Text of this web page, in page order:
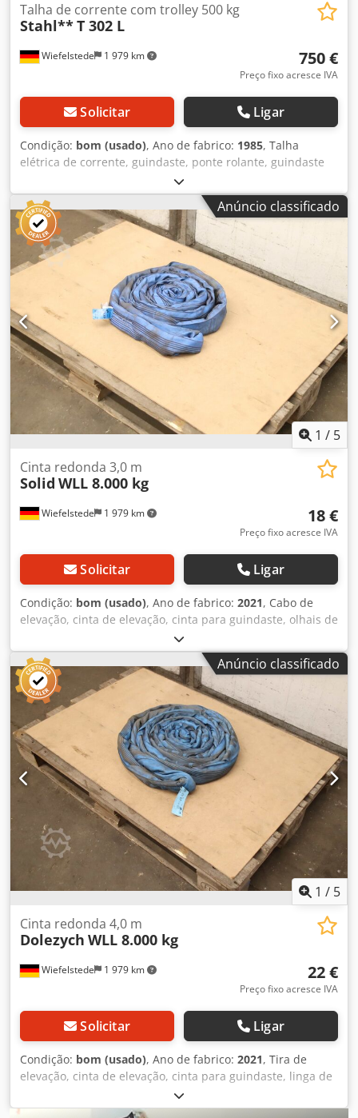
Wiefelstede 1 979 km
Talha de corrente com trolley 500 kg
Stahl**T 302 L
750 €
Preço fixo acresce IVA
Solicitar Ligar
Condição: bom (usado), Ano de fabrico: 1985, Talha
elétrica de corrente, guindaste, ponte rolante, guindaste
de montagem, carro manual, carro de rolamento, carrinho
de guindaste, mecanismo de translação de talha,
mecanismo de translação de ponte, carro de ponte
rolante, talha de translação -Fabricante: Stahl, talha
elétrica de corrente com carro de translação -Talha de
corrente: Tipo T 302 L, capacidade de carga 500 kg -
Elevação principal: 4 m/min -Elevação fina: 1 m/min -Curso
do gancho: 5 m -Carro de ponte rolante: largura do perfil
máx. 135 mm -Dimensões: ver foto do desenho técnico -
Dimensões para transporte: 600/550/A420 mm Credeya
Aiyepfx Adwef -Peso: 49 kg
Anúncio classificado
1 / 5
Wiefelstede 1 979 km
Cinta redonda 3,0 m
Solid WLL 8.000 kg
18 €
Preço fixo acresce IVA
Solicitar Ligar
Condição: bom (usado), Ano de fabrico: 2021, Cabo de
elevação, cinta de elevação, cinta para guindaste, olhais de
elevação, cinta redonda, tubo de tecido duplo -Fabricante:
Solid, cinta redonda com tubo de tecido duplo | EN
1492/1-2 -Tipo/Capacidade de carga: Carga útil de trabalho
(WLL) 8.000 kg Crodezrmh Nepfx Adwjf -Comprimento: 3,0
m -Quantidade: 3 cintas redondas disponíveis -Dimensões
de transporte: Ø 400 x 80 mm -Peso: 4,2 kg/unidade
Anúncio classificado
1 / 5
Wiefelstede 1 979 km
Cinta redonda 4,0 m
Dolezych WLL 8.000 kg
22 €
Preço fixo acresce IVA
Solicitar Ligar
Condição: bom (usado), Ano de fabrico: 2021, Tira de
elevação, cinta de elevação, cinta para guindaste, linga de
elevação, linga redonda, manga de tecido duplo -
Fabricante: Solid, linga redonda EN 1492-2 PES -